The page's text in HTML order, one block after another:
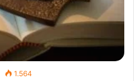
1.564